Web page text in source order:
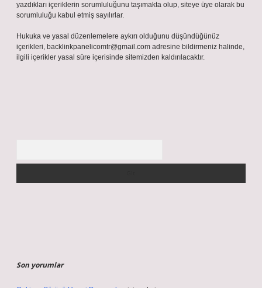
yazdıkları içeriklerin sorumluluğunu taşımakta olup, siteye üye olarak bu
sorumluluğu kabul etmiş sayılırlar.
Hukuka ve yasal düzenlemelere aykırı olduğunu düşündüğünüz
içerikleri, backlinkpanelicomtr@gmail.com adresine bildirmeniz halinde,
ilgili içerikler yasal süre içerisinde sitemizden kaldırılacaktır.
Son yorumlar